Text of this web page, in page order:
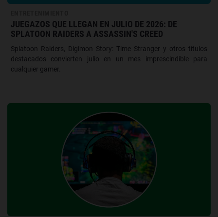
JUEGAZOS QUE LLEGAN EN JULIO DE 2026: DE
SPLATOON RAIDERS A ASSASSIN'S CREED
Splatoon Raiders, Digimon Story: Time Stranger y otros títulos
destacados convierten julio en un mes imprescindible para
cualquier gamer.